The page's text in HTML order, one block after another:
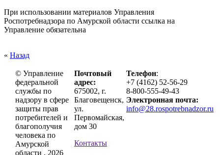
При использовании материалов Управления
Роспотребнадзора по Амурской области ссылка на
Управление обязательна
« Назад
© Управление
федеральной
службы по
надзору в сфере
защиты прав
потребителей и
благополучия
человека по
Амурской
области , 2026
Почтовый
адрес:
675002, г.
Благовещенск,
ул.
Первомайская,
дом 30
Контакты
Телефон:
+7 (4162) 52-56-29
8-800-555-49-43
Электронная почта:
info@28.rospotrebnadzor.ru